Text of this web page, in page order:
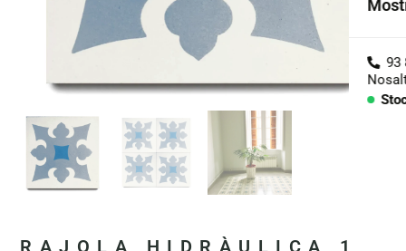
RAJOLA HIDRÀULICA 1